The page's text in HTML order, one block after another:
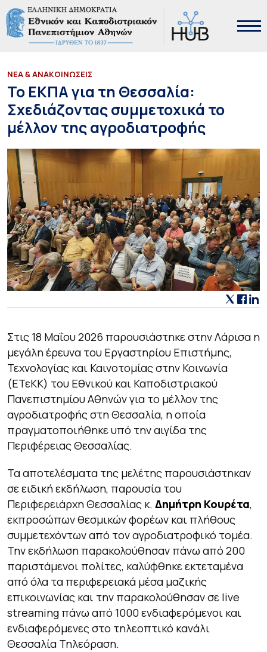
ΝΕΑ & ΑΝΑΚΟΙΝΩΣΕΙΣ
Το ΕΚΠΑ για τη Θεσσαλία:
Σχεδιάζοντας συμμετοχικά το
μέλλον της αγροδιατροφής
Στις 18 Μαΐου 2026 παρουσιάστηκε στην Λάρισα η
μεγάλη έρευνα του Εργαστηρίου Επιστήμης,
Τεχνολογίας και Καινοτομίας στην Κοινωνία
(ΕΤεΚΚ) του Εθνικού και Καποδιστριακού
Πανεπιστημίου Αθηνών για το μέλλον της
αγροδιατροφής στη Θεσσαλία, η οποία
πραγματοποιήθηκε υπό την αιγίδα της
Περιφέρειας Θεσσαλίας.
Τα αποτελέσματα της μελέτης παρουσιάστηκαν
σε ειδική εκδήλωση, παρουσία του
Περιφερειάρχη Θεσσαλίας κ. Δημήτρη Κουρέτα,
εκπροσώπων θεσμικών φορέων και πλήθους
συμμετεχόντων από τον αγροδιατροφικό τομέα.
Την εκδήλωση παρακολούθησαν πάνω από 200
παριστάμενοι πολίτες, καλύφθηκε εκτεταμένα
από όλα τα περιφερειακά μέσα μαζικής
επικοινωνίας και την παρακολούθησαν σε live
streaming πάνω από 1000 ενδιαφερόμενοι και
ενδιαφερόμενες στο τηλεοπτικό κανάλι
Θεσσαλία Τηλεόραση.